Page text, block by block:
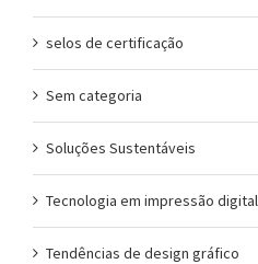
selos de certificação
Sem categoria
Soluções Sustentáveis
Tecnologia em impressão digital
Tendências de design gráfico